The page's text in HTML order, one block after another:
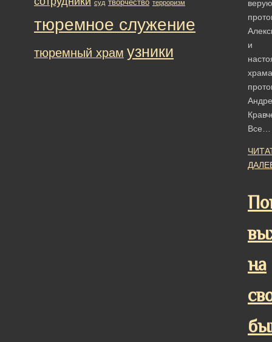
и
храма
Все…
на
суд творчество терроризм
тюремное служение
тюремный храм узники